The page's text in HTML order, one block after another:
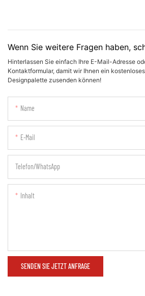
Wenn Sie weitere Fragen haben,
Hinterlassen Sie einfach Ihre E-Mail-Adresse
Kontaktformular, damit wir Ihnen ein
Designpalette zusenden können!
Name
E-Mail
Telefon/WhatsApp
Inhalt
SENDEN SIE JETZT ANFRAGE